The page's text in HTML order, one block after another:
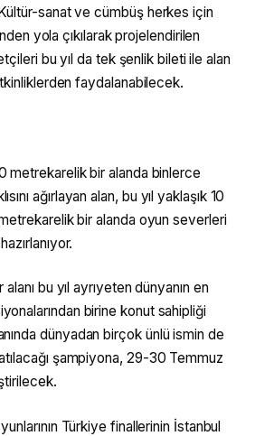
sanat ve cümbüş herkes için
yola çıkılarak projelendirilen
bu yıl da tek şenlik bileti ile alan
faydalanabilecek.
metrekarelik bir alanda binlerce
ağırlayan alan, bu yıl yaklaşık 10
bir alanda oyun severleri
bu yıl ayrıyeten dünyanın en
birine konut sahipliği
dünyadan birçok ünlü ismin de
şampiyona, 29-30 Temmuz
Türkiye finallerinin İstanbul